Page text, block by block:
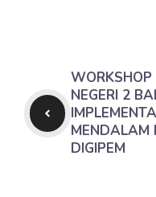
WORKSHOP
NEGERI 2
MENDALAM
DIGIPEM